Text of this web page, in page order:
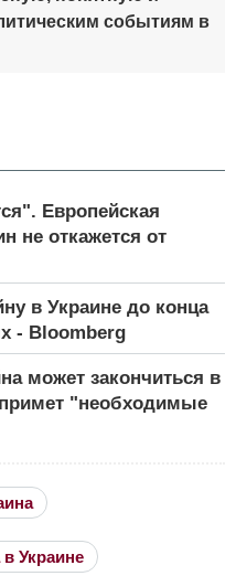
Европейская
не откажется от
в Украине до конца
- Bloomberg
может закончиться в
"необходимые
событиям в
Украине